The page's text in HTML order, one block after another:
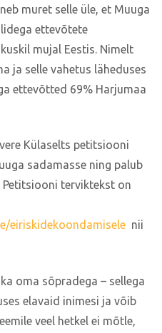
muret selle üle, et Muuga
ettevõtete
mujal Eestis. Nimelt
ja selle vahetus läheduses
ettevõtted 69% Harjumaa
Külaselts petitsiooni
sadamasse ning palub
terviktekst on
eiriskidekoondamisele nii
oma sõpradega – sellega
elavaid inimesi ja võib
veel hetkel ei mõtle,